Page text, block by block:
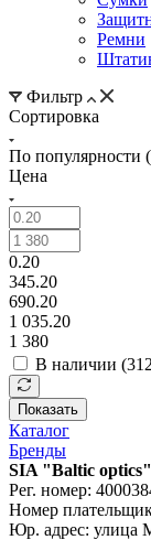
Ремни
Фильтр
Сортировка
По популярности
Цена
0.20
345.20
690.20
1 035.20
1 380
В наличии (312
Показать
Каталог
Бренды
SIA "Baltic optics"
Рег. номер:
Номер
Юр. адрес: улица